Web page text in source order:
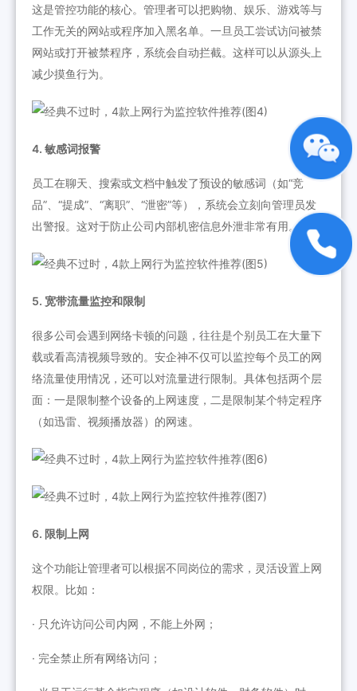
这是管控功能的核心。管理者可以把购物、娱乐、游戏等与
工作无关的网站或程序加入黑名单。一旦员工尝试访问被禁
网站或打开被禁程序，系统会自动拦截。这样可以从源头上
减少摸鱼行为。
4. 敏感词报警
员工在聊天、搜索或文档中触发了预设的敏感词（如“竞
品”、“提成”、“离职”、“泄密”等），系统会立刻向管理员发
出警报。这对于防止公司内部机密信息外泄非常有用。
5. 宽带流量监控和限制
很多公司会遇到网络卡顿的问题，往往是个别员工在大量下
载或看高清视频导致的。安企神不仅可以监控每个员工的网
络流量使用情况，还可以对流量进行限制。具体包括两个层
面：一是限制整个设备的上网速度，二是限制某个特定程序
（如迅雷、视频播放器）的网速。
6. 限制上网
这个功能让管理者可以根据不同岗位的需求，灵活设置上网
权限。比如：
· 只允许访问公司内网，不能上外网；
· 完全禁止所有网络访问；